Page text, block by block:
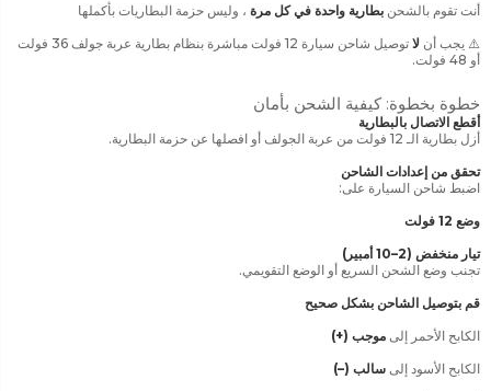
أنت تقوم بالشحن بطارية واحدة في كل مرة ، وليس حزمة البطاريات بأكملها
⚠️ يجب أن لا
توصيل شاحن سيارة 12 فولت مباشرة بنظام بطارية عربة جولف 36 فولت
أو 48 فولت.
خطوة بخطوة: كيفية الشحن بأمان
أقطع الاتصال بالبطارية
أزل بطارية الـ 12 فولت من عربة الجولف أو افصلها عن حزمة البطارية.
تحقق من إعدادات الشاحن
اضبط شاحن السيارة على:
وضع 12 فولت
تيار منخفض (2–10 أمبير)
تجنب وضع الشحن السريع أو الوضع التقويمي.
قم بتوصيل الشاحن بشكل صحيح
الكابح الأحمر إلى موجب (+)
الكابح الأسود إلى سالب (–)